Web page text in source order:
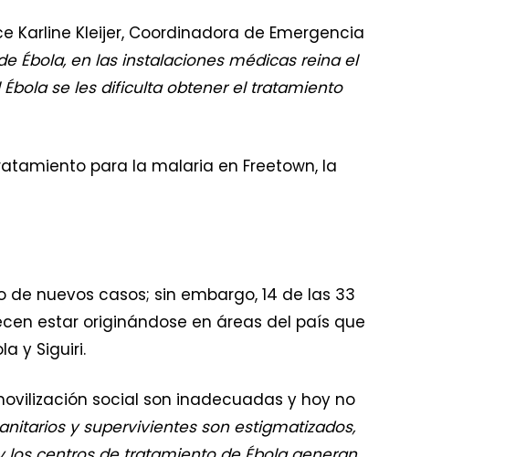
Karline Kleijer, Coordinadora de Emergencia
Ébola, en las instalaciones médicas reina el
se les dificulta obtener el tratamiento
para la malaria en Freetown, la
nuevos casos; sin embargo, 14 de las 33
estar originándose en áreas del país que
y Siguiri.
social son inadecuadas y hoy no
y supervivientes son estigmatizados,